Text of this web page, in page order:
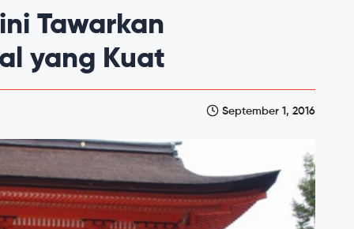
Tawarkan
yang Kuat
September 1, 2016